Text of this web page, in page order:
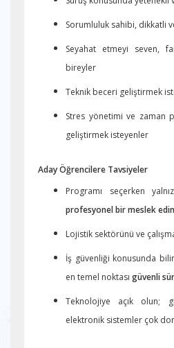
Sorumluluk sahibi, dikkatli
Seyahat etmeyi seven,
bireyler
Teknik beceri geliştirmek
Stres yönetimi ve zaman
geliştirmek isteyenler
Aday Öğrencilere Tavsiyeler
Programı seçerken
profesyonel bir meslek
Lojistik sektörünü ve
İş güvenliği konusunda
en temel noktası güvenli
Teknolojiye açık olun;
elektronik sistemler çok